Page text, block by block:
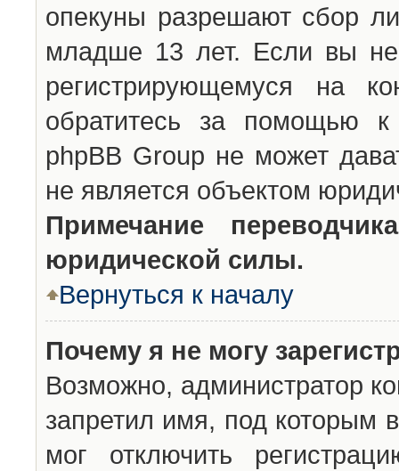
опекуны разрешают сбор
младше 13 лет. Если вы
регистрирующемуся на
обратитесь за помощью к
phpBB Group не может
не является объектом
Примечание
юридической силы.
Вернуться к началу
Почему я не могу
Возможно, администратор
запретил имя, под которым
мог отключить